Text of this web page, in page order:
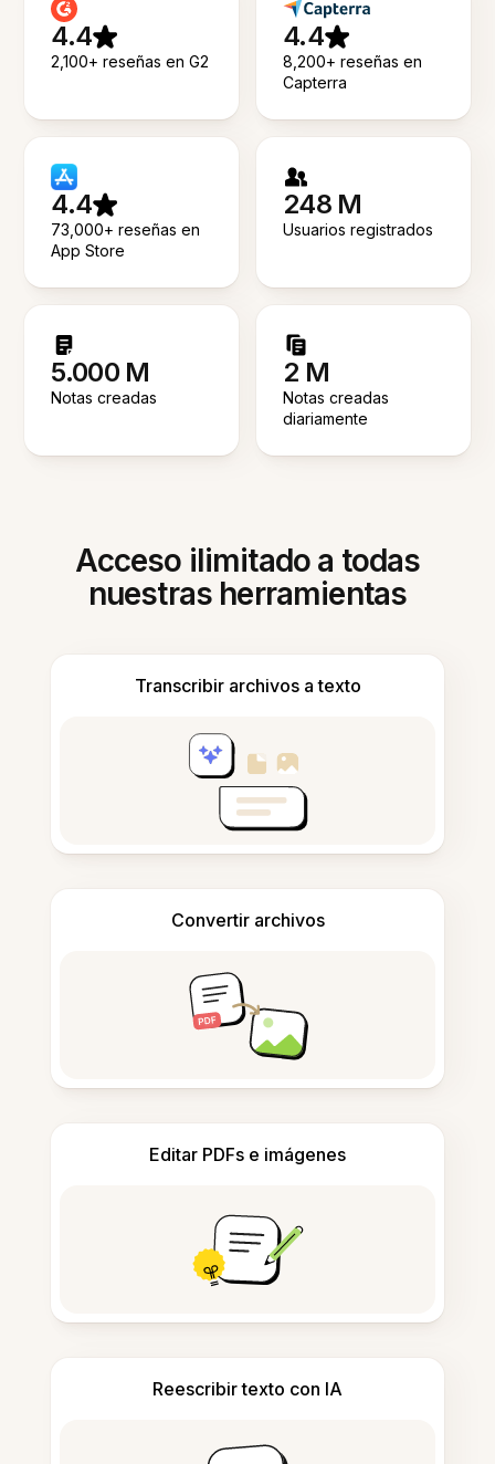
4.4
2,100+ reseñas en G2
4.4
8,200+ reseñas en
Capterra
4.4
73,000+ reseñas en
App Store
248 M
Usuarios registrados
5.000 M
Notas creadas
2 M
Notas creadas
diariamente
Acceso ilimitado a todas
nuestras herramientas
Transcribir archivos a texto
Convertir archivos
Editar PDFs e imágenes
Reescribir texto con IA